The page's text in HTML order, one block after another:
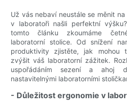
Už vás nebaví neustále se měnit
v laboratoři našli perfektní
tomto článku zkoumáme
laboratorní stolice. Od snížení
produktivity zjistěte, jak mohou
zvýšit váš laboratorní zážitek.
uspořádáním sezení a ahoj
nastavitelnými laboratorními
- Důležitost ergonomie v